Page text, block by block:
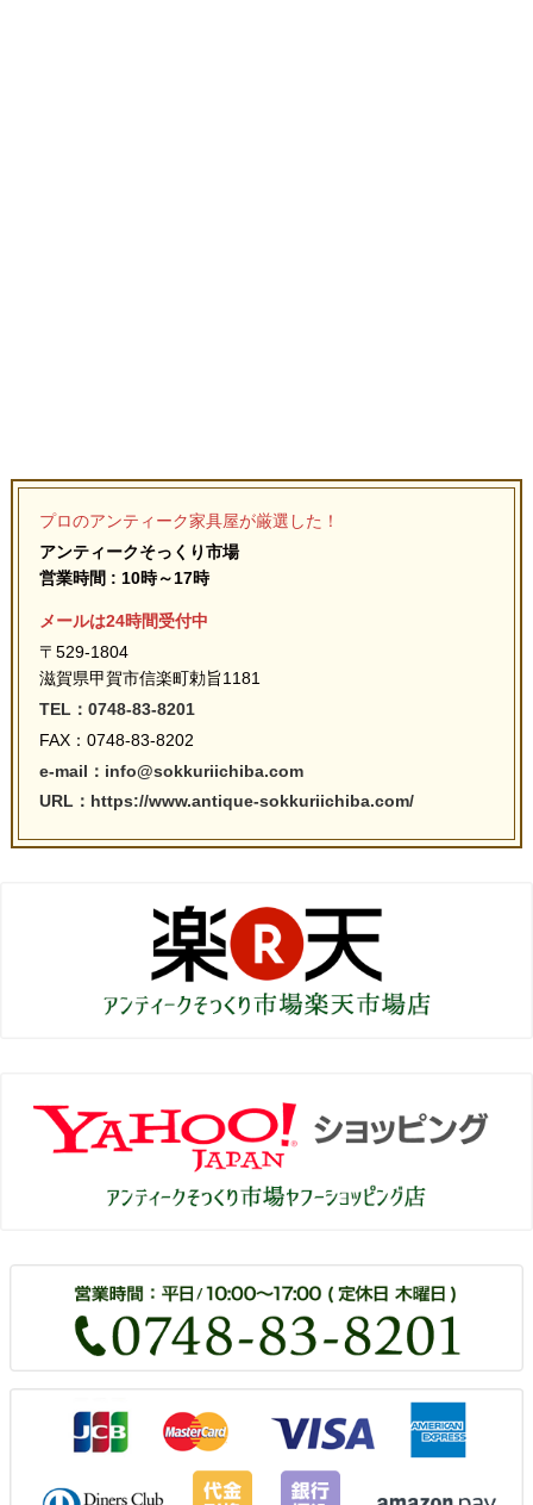
プロのアンティーク家具屋が厳選した！
アンティークそっくり市場
営業時間 : 10時～17時
メールは24時間受付中
〒529-1804
滋賀県甲賀市信楽町勅旨1181
TEL：0748-83-8201
FAX：0748-83-8202
e-mail：info@sokkuriichiba.com
URL：https://www.antique-sokkuriichiba.com/